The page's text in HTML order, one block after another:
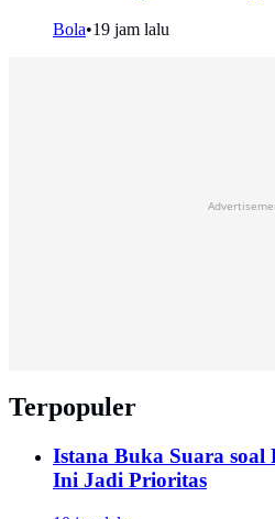
Bola•19 jam lalu
Terpopuler
Istana Buka Suara soal
Ini Jadi Prioritas